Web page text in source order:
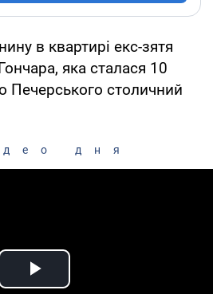
в квартирі екс-зятя
яка сталася 10
Печерського столичний
дня
Play Video